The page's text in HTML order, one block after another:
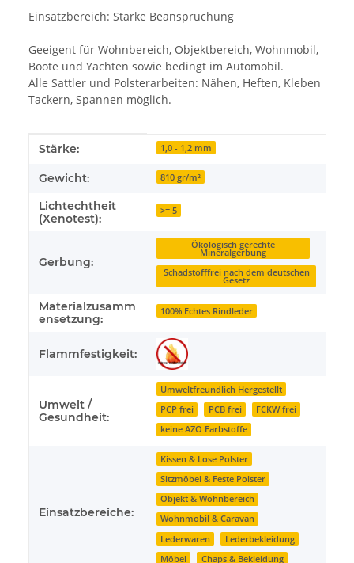
Einsatzbereich: Starke Beanspruchung
Geeigent für Wohnbereich, Objektbereich, Wohnmobil,
Boote und Yachten sowie bedingt im Automobil.
Alle Sattler und Polsterarbeiten: Nähen, Heften, Kleben
Tackern, Spannen möglich.
Produkteigenschaft
Wert
Stärke: 1,0 - 1,2 mm
Gewicht: 810 gr/m²
Lichtechtheit
(Xenotest):
>= 5
Gerbung:
Ökologisch gerechte
Mineralgerbung
Schadstofffrei nach dem deutschen
Gesetz
Materialzusamm
ensetzung:
100% Echtes Rindleder
Flammfestigkeit:
Umwelt /
Gesundheit:
Umweltfreundlich Hergestellt
PCP frei
PCB frei
FCKW frei
keine AZO Farbstoffe
Einsatzbereiche:
Kissen & Lose Polster
Sitzmöbel & Feste Polster
Objekt & Wohnbereich
Wohnmobil & Caravan
Lederwaren
Lederbekleidung
Möbel
Chaps & Bekleidung